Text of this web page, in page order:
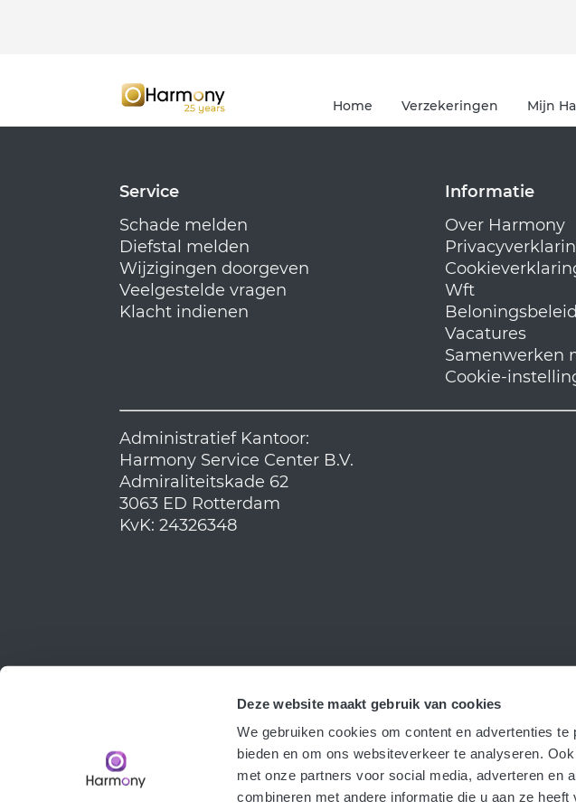
Deze website maakt gebruik van cookies
We gebruiken cookies om content en advertenties
bieden en om ons websiteverkeer te analyseren.
met onze partners voor social media, adverteren en
combineren met andere informatie die u aan ze
Home Verzekeringen Mijn
Service
Schade melden
Diefstal melden
Wijzigingen doorgeven
Veelgestelde vragen
Klacht indienen
Informatie
Over Harmony
Wft
Beloningsbeleid
Vacatures
Samenwerken
Cookie-
Administratief Kantoor:
Harmony Service Center B.V.
Admiraliteitskade 62
3063 ED Rotterdam
KvK: 24326348